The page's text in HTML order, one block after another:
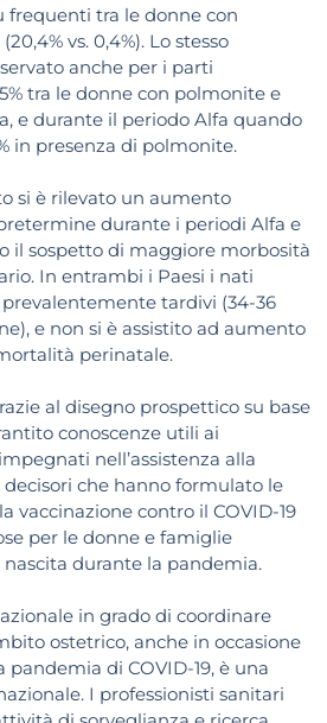
tra le donne con
vs. 0,4%). Lo stesso
anche per i parti
tra le donne con polmonite e
e durante il periodo Alfa quando
in presenza di polmonite.
si è rilevato un aumento
durante i periodi Alfa e
il sospetto di maggiore morbosità
In entrambi i Paesi i nati
tardivi (34-36
e non si è assistito ad aumento
perinatale.
al disegno prospettico su base
conoscenze utili ai
nell’assistenza alla
che hanno formulato le
vaccinazione contro il COVID-19
per le donne e famiglie
durante la pandemia.
in grado di coordinare
ostetrico, anche in occasione
di COVID-19, è una
I professionisti sanitari